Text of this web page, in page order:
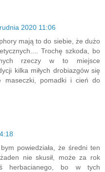
2020 11:06
mają to do siebie, że dużo
Trochę szkoda, bo
rzeczy w to miejsce
kilka miłych drobiazgów się
maseczki, pomadki i cień do
powiedziała, że średni ten
nie skusił, może za rok
herbacianego, bo w tych